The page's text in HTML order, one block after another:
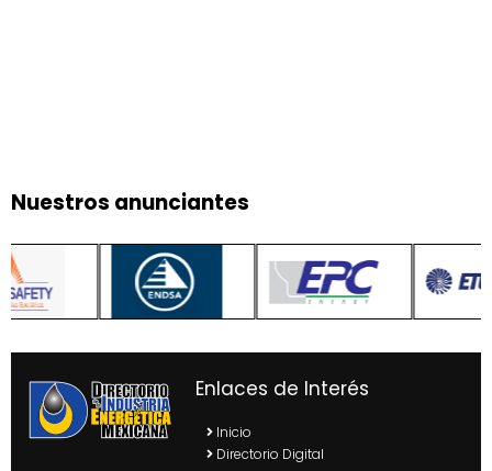
Nuestros anunciantes
Enlaces de Interés
Inicio
Directorio Digital